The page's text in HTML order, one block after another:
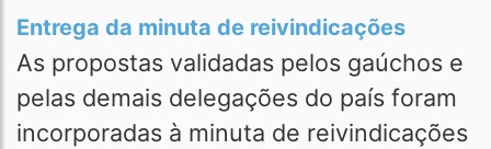
Entrega da minuta de reivindicações
As propostas validadas pelos gaúchos e
pelas demais delegações do país foram
incorporadas à minuta de reivindicações